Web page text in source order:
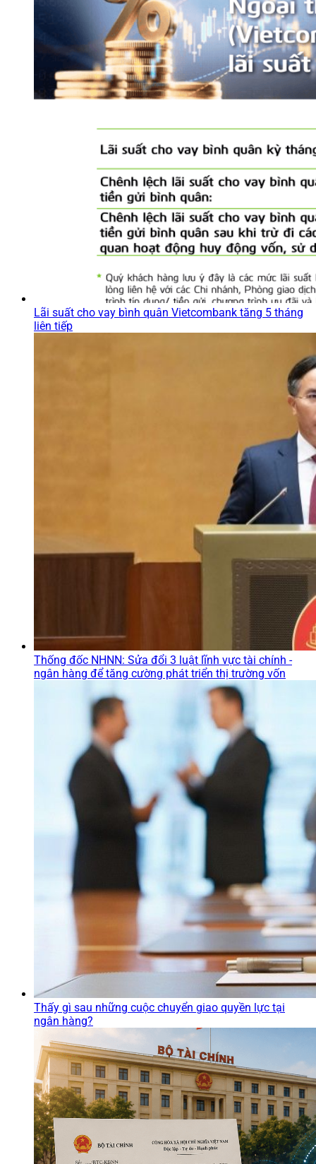
Lãi suất cho vay bình quân Vietcombank tăng 5 tháng
liên tiếp
Thống đốc NHNN: Sửa đổi 3 luật lĩnh vực tài chính -
ngân hàng để tăng cường phát triển thị trường vốn
Thấy gì sau những cuộc chuyển giao quyền lực tại
ngân hàng?